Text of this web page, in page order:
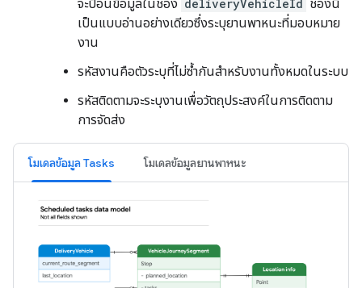
จะป้อนข้อมูลในช่อง deliveryVehicleId
ช่องนี้
เป็นแบบอ่านอย่างเดียวซึ่งระบุยานพาหนะที่มอบหมาย
งาน
รหัสงานคือตัวระบุที่ไม่ซ้ำกันสำหรับงานทั้งหมดในระบบ
รหัสติดตามจะระบุงานเพื่อวัตถุประสงค์ในการติดตาม
การจัดส่ง
โมเดลข้อมูล Tasks โมเดลข้อมูลยานพาหนะ